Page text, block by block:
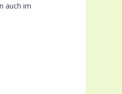
auch im